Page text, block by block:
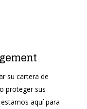
su cartera de
proteger sus
aquí para